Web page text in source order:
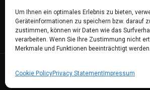
Um Ihnen ein optimales Erlebnis zu bieten,
Geräteinformationen zu speichern bzw. darauf
zustimmen, können wir Daten wie das
verarbeiten. Wenn Sie Ihre Zustimmung nicht
Merkmale und Funktionen beeinträchtigt werden.
Cookie PolicyPrivacy Statement Impressum